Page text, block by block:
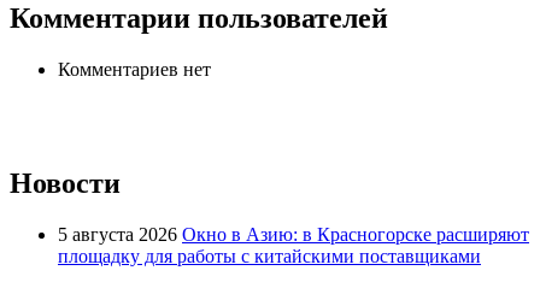
Комментарии пользователей
Комментариев нет
Новости
5 августа 2026 Окно в Азию: в Красногорске расширяют
площадку для работы с китайскими поставщиками